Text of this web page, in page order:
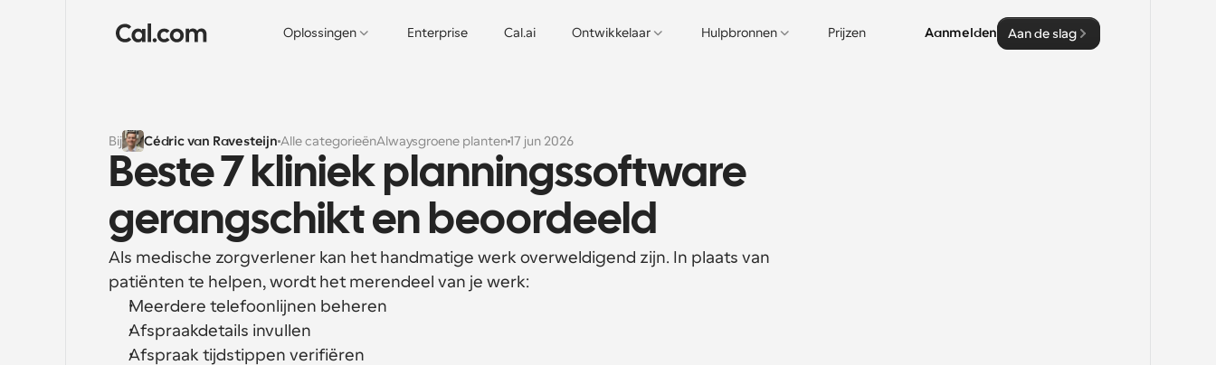
Oplossingen Enterprise Cal.ai Ontwikkelaar Hulpbronnen Prijzen Aanmelden Aan de slag
Bij Cédric van Ravesteijn Alle categorieënAlwaysgroene planten17 jun 2026
Beste 7 kliniek planningssoftware
gerangschikt en beoordeeld
Als medische zorgverlener kan het handmatige werk overweldigend zijn. In plaats van
patiënten te helpen, wordt het merendeel van je werk:
Meerdere telefoonlijnen beheren
Afspraakdetails invullen
Afspraak tijdstippen verifiëren